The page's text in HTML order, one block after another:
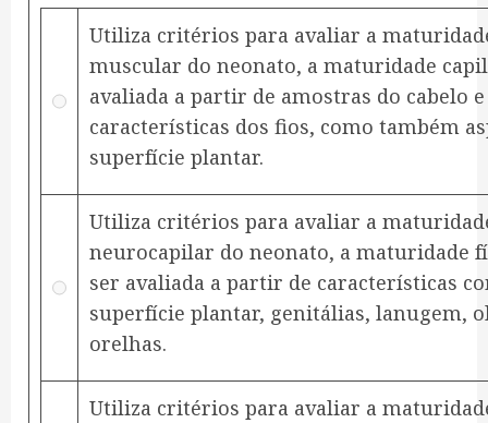
Utiliza critérios para avaliar a
muscular do neonato, a maturidade
avaliada a partir de amostras do cabelo e
características dos fios, como também
superfície plantar.
Utiliza critérios para avaliar a
neurocapilar do neonato, a maturidade
ser avaliada a partir de características
superfície plantar, genitálias, lanugem,
orelhas.
Utiliza critérios para avaliar a